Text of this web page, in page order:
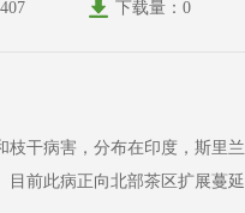
下载量：0
干病害，分布在印度，斯里
前此病正向北部茶区扩展蔓